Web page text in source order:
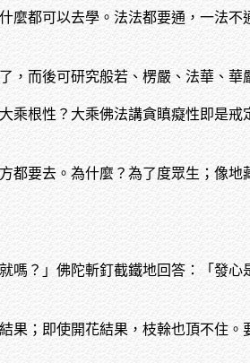
麼都可以去學。法法都要通，一法不
而後可研究般若、楞嚴、法華、華
乘根性？大乘佛法講貪瞋癡性即是戒
都要去。為什麼？為了度眾生；像地
嗎？」佛陀斬釘截鐵地回答：「發心
；即使開花結果，枝榦也頂不住。